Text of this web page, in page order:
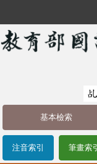
基本檢索
注音索引 筆畫索引